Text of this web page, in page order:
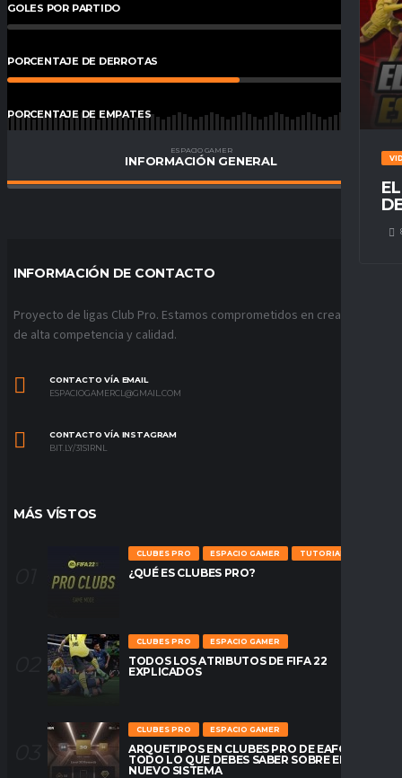
GOLES POR PARTIDO 0%
PORCENTAJE DE DERROTAS 60%
PORCENTAJE DE EMPATES %
PORCENTAJE DE VICTORIAS 0.00%
ESPACIO GAMER
INFORMACIÓN GENERAL
INFORMACIÓN DE CONTACTO
Proyecto de ligas Club Pro. Estamos comprometidos en crear ligas
de alta competencia y calidad.
CONTACTO VÍA EMAIL
ESPACIOGAMERCL@GMAIL.COM
CONTACTO VÍA INSTAGRAM
BIT.LY/31S1RNL
MÁS VÍSTOS
CLUBES PRO ESPACIO GAMER TUTORIALES
¿QUÉ ES CLUBES PRO?
CLUBES PRO ESPACIO GAMER
TODOS LOS ATRIBUTOS DE FIFA 22
EXPLICADOS
CLUBES PRO ESPACIO GAMER
ARQUETIPOS EN CLUBES PRO DE EAFC26:
TODO LO QUE DEBES SABER SOBRE EL
NUEVO SISTEMA